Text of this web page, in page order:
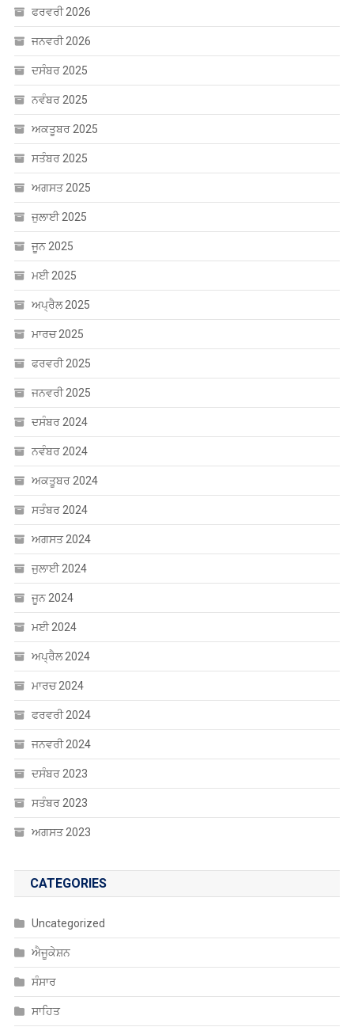
ਫਰਵਰੀ 2026
ਜਨਵਰੀ 2026
ਦਸੰਬਰ 2025
ਨਵੰਬਰ 2025
ਅਕਤੂਬਰ 2025
ਸਤੰਬਰ 2025
ਅਗਸਤ 2025
ਜੁਲਾਈ 2025
ਜੂਨ 2025
ਮਈ 2025
ਅਪ੍ਰੈਲ 2025
ਮਾਰਚ 2025
ਫਰਵਰੀ 2025
ਜਨਵਰੀ 2025
ਦਸੰਬਰ 2024
ਨਵੰਬਰ 2024
ਅਕਤੂਬਰ 2024
ਸਤੰਬਰ 2024
ਅਗਸਤ 2024
ਜੁਲਾਈ 2024
ਜੂਨ 2024
ਮਈ 2024
ਅਪ੍ਰੈਲ 2024
ਮਾਰਚ 2024
ਫਰਵਰੀ 2024
ਜਨਵਰੀ 2024
ਦਸੰਬਰ 2023
ਸਤੰਬਰ 2023
ਅਗਸਤ 2023
CATEGORIES
Uncategorized
ਐਜੂਕੇਸ਼ਨ
ਸੰਸਾਰ
ਸਾਹਿਤ